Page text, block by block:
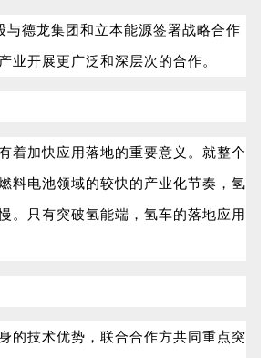
与德龙集团和立本能源签署战略合作
业开展更广泛和深层次的合作。
着加快应用落地的重要意义。就整个
料电池领域的较快的产业化节奏，氢
。只有突破氢能端，氢车的落地应用
的技术优势，联合合作方共同重点突